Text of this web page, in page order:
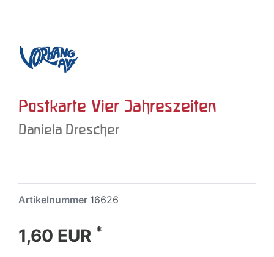
Postkarte Vier Jahreszeiten
Daniela Drescher
Artikelnummer 16626
1,60 EUR *